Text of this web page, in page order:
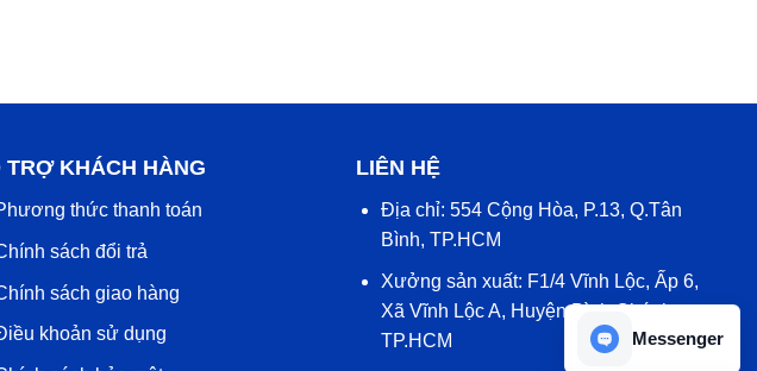
TRỢ KHÁCH HÀNG
thức thanh toán
sách đổi trả
sách giao hàng
khoản sử dụng
LIÊN HỆ
Địa chỉ: 554 Cộng Hòa, P.13, Q.Tân
Bình, TP.HCM
Xưởng sản xuất: F1/4 Vĩnh Lộc, Ấp 6,
Xã Vĩnh Lộc A, Huyện Bình Chánh,
TP.HCM
Messenger